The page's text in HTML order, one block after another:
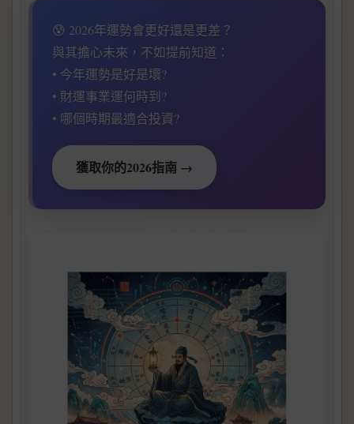
😰 2026年運勢會更好還是更差？
與其擔心未來，不如提前知道：
• 今年運勢是好是壞?
• 財運事業運何時到?
• 哪個時期最適合投資?
獲取你的2026指南 →